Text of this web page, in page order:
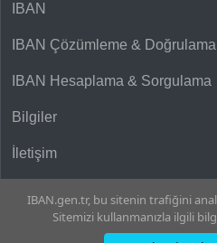
IBAN
IBAN Çözümleme & Doğrulama
IBAN Hesaplama & Sorgulama
Bilgiler
İletişim
IBAN.gen.tr, bu sitenin trafiğini
Sitemizi kullanmanızla ilgili